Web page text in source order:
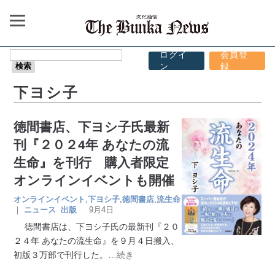
ログイ
ン
会員登
録
下ヨシ子
徳間書店、下ヨシ子氏最新
刊『２０２4年 あなたの流
生命』を刊行 購入者限定
オンラインイベントも開催
オンラインイベント ,下ヨシ子 ,徳間書店 ,流生命
｜
ニュース 出版 9月4日
徳間書店は、下ヨシ子氏の最新刊『２０
２４年 あなたの流生命』を９月４日搬入、
初版３万部で刊行した。
…続き